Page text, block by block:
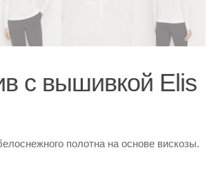
с вышивкой Elis
полотна на основе вискозы.